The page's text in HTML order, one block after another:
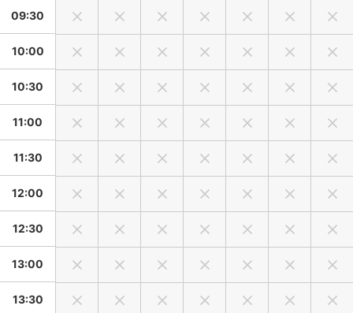
09:30
10:00
10:30
11:00
11:30
12:00
12:30
13:00
13:30